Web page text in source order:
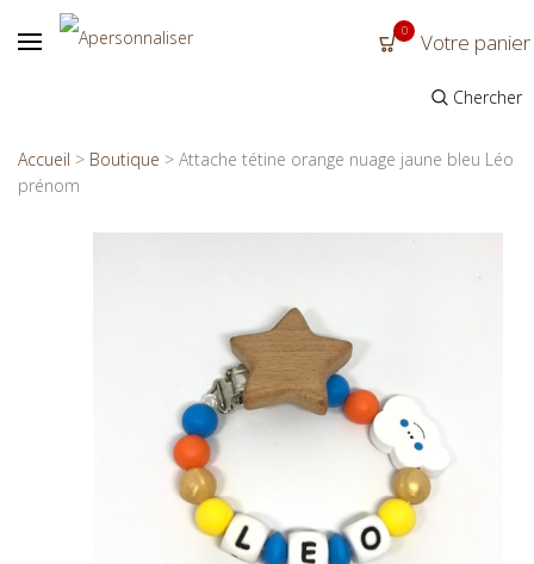
0 Votre panier
Chercher
Accueil > Boutique > Attache tétine orange nuage jaune bleu Léo
prénom